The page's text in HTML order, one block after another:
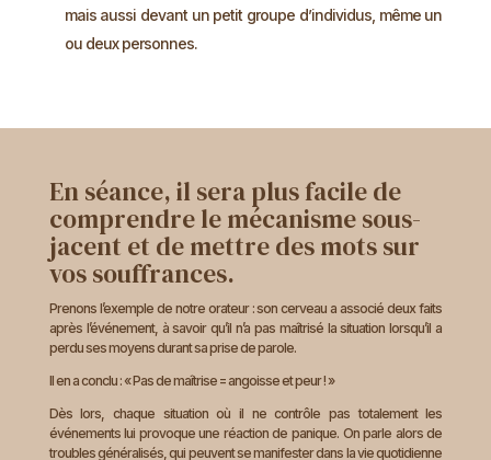
mais aussi devant un petit groupe d’individus, même un
ou deux personnes.
En séance, il sera plus facile de
comprendre le mécanisme sous-
jacent et de mettre des mots sur
vos souffrances.
Prenons l’exemple de notre orateur : son cerveau a associé deux faits
après l’événement, à savoir qu’il n’a pas maîtrisé la situation lorsqu’il a
perdu ses moyens durant sa prise de parole.
Il en a conclu : « Pas de maîtrise = angoisse et peur ! »
Dès lors, chaque situation où il ne contrôle pas totalement les
événements lui provoque une réaction de panique. On parle alors de
troubles généralisés, qui peuvent se manifester dans la vie quotidienne